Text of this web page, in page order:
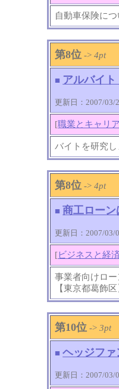
自動車保険につ
第8位 ->4pt
■ アルバイ
更新日：2007/03/
[職業とキャリ
バイトを研究し
第8位 ->4pt
■ 商工ローン
更新日：2007/03/
[ビジネスと経
事業者向けロ
【東京都葛飾区
第10位 ->3pt
■ ヘッジフ
更新日：2007/03/